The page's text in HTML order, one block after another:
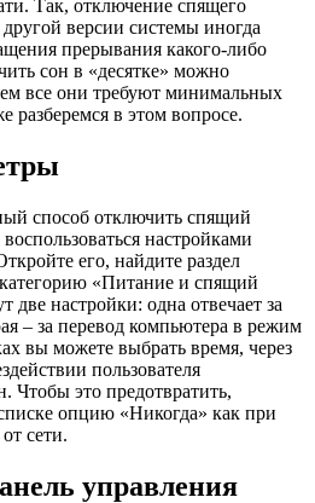
Так, отключение спящего
версии системы иногда
прерывания какого-либо
сон в «десятке» можно
все они требуют минимальных
разберемся в этом вопросе.
способ отключить спящий
настройками
его, найдите раздел
«Питание и спящий
две настройки: одна отвечает за
– за перевод компьютера в режим
вы можете выбрать время, через
пользователя
Чтобы это предотвратить,
опцию «Никогда» как при
сети.
управления